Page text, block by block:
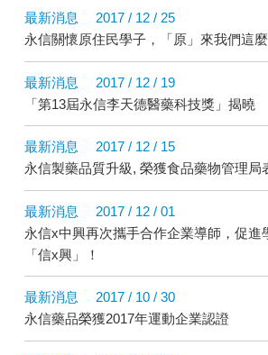
最新消息
2017 / 12 / 25
永信關懷原住民學子，「原」來我們這
最新消息
2017 / 12 / 19
「第13屆永信李天德醫藥科技獎」揭曉
最新消息
2017 / 12 / 15
永信製藥品質升級, 榮獲食品藥物管理局
最新消息
2017 / 12 / 01
永信x中興再次攜手合作企業導師，促進
「信x興」！
最新消息
2017 / 10 / 30
永信藥品榮獲2017年運動企業認證